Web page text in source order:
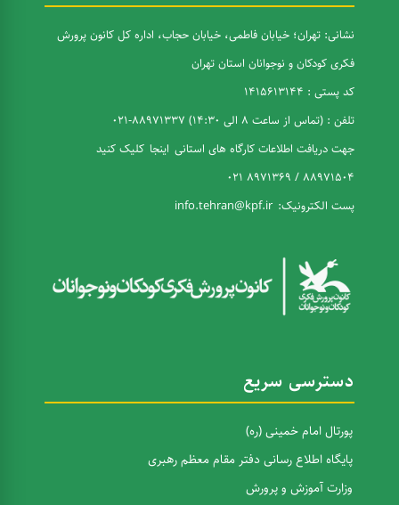
نشانی: تهران؛ خیابان فاطمی، خیابان حجاب، اداره کل کانون پرورش
فکری کودکان و نوجوانان استان تهران
کد پستی : 1415613144
تلفن : (تماس از ساعت 8 الی 14:30) 88971337-021
جهت دریافت اطلاعات کارگاه های استانی اینجا کلیک کنید
88971504 / 8971369 021
پست الکترونیک: info.tehran@kpf.ir
دسترسی سریع
پورتال امام خمینی (ره)
پایگاه اطلاع رسانی دفتر مقام معظم رهبری
وزارت آموزش و پرورش